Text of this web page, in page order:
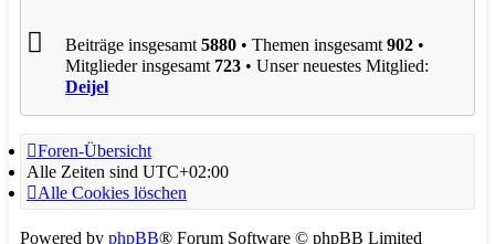
Beiträge insgesamt5880 • Themen insgesamt902 •
Mitglieder insgesamt 723 • Unser neuestes Mitglied:
Deijel
Foren-Übersicht
Alle Zeiten sind UTC+02:00
Alle Cookies löschen
Powered by phpBB® Forum Software © phpBB Limited